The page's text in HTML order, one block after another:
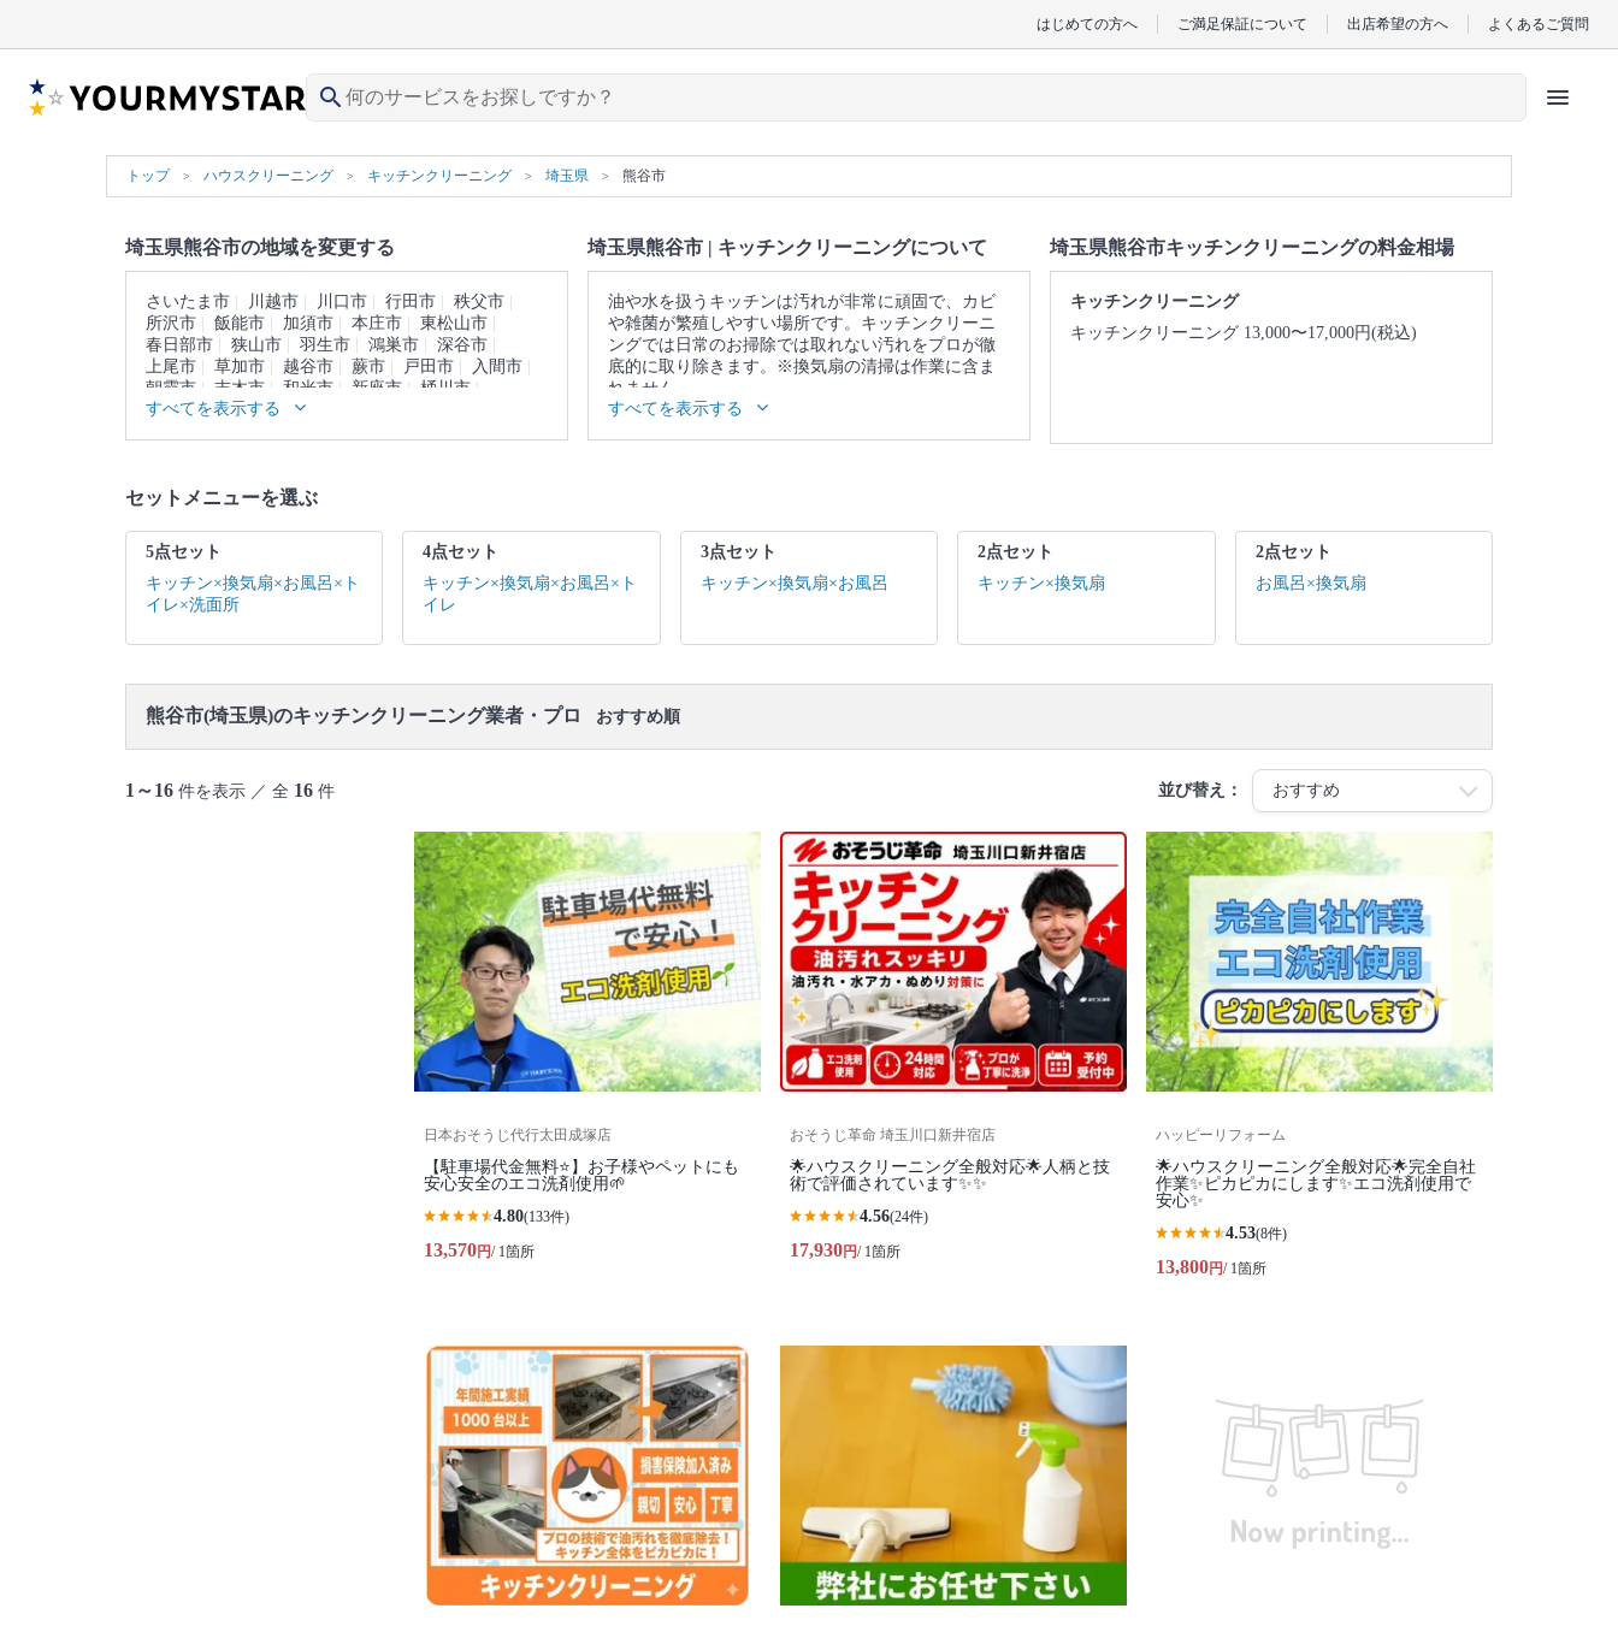
はじめての方へ ご満足保証について 出店希望の方へ よくあるご質問
search menu
トップ ハウスクリーニング キッチンクリーニング 埼玉県 熊谷市
埼玉県熊谷市の地域を変更する
さいたま市 川越市 川口市 行田市
秩父市
所沢市
飯能市 加須市 本庄市
東松山市
春日部市
狭山市 羽生市 鴻巣市
深谷市
上尾市
草加市 越谷市 蕨市 戸田市
入間市
朝霞市
志木市 和光市 新座市
桶川市
久喜市
北本市 八潮市
北葛飾郡
すべてを表示する
埼玉県熊谷市 | キッチンクリーニングについて
油や水を扱うキッチンは汚れが非常に頑固で、カビ
や雑菌が繁殖しやすい場所です。キッチンクリーニ
ングでは日常のお掃除では取れない汚れをプロが徹
底的に取り除きます。※換気扇の清掃は作業に含ま
れません。
▼表示価格に含まれるキッチンクリーニングの作業
範囲
もご参照ください。
ります。
すべてを表示する
埼玉県熊谷市キッチンクリーニングの料金相場
キッチンクリーニング
キッチンクリーニング 13,000〜17,000円(税込)
セットメニューを選ぶ
5点セット
キッチン×換気扇×お風呂×ト
イレ×洗面所
4点セット
キッチン×換気扇×お風呂×ト
イレ
3点セット
キッチン×換気扇×お風呂
2点セット
キッチン×換気扇
2点セット
お風呂×換気扇
熊谷市(埼玉県)のキッチンクリーニング業者・プロ おすすめ順
1～16 件を表示 ／ 全 16 件 並び替え：
日本おそうじ代行太田成塚店
【駐車場代金無料⭐️】お子様やペットにも
安心安全のエコ洗剤使用🌱
4.80(133件)
13,570円/ 1箇所
おそうじ革命 埼玉川口新井宿店
🌟ハウスクリーニング全般対応🌟人柄と技
術で評価されています✨✨
4.56(24件)
17,930円/ 1箇所
ハッピーリフォーム
🌟ハウスクリーニング全般対応🌟完全自社
作業✨️ピカピカにします✨️エコ洗剤使用で
安心✨
4.53(8件)
13,800円/ 1箇所